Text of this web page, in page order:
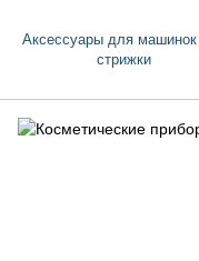
Аксессуары для
стрижки